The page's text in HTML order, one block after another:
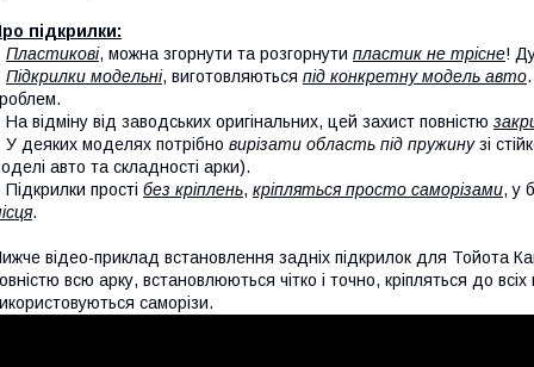
підкрилки:
Пластикові, можна згорнути та розгорнути пластик не трісне!
Підкрилки модельні, виготовляються під конкретну модель авто
відміну від заводських оригінальних, цей захист повністю
деяких моделях потрібно вирізати область під пружинузі
авто та складності арки).
прості без кріплень, кріпляться просто саморізами, у
.
відео-приклад встановлення задніх підкрилок для Тойота
всю арку, встановлюються чітко і точно, кріпляться до
саморізи.